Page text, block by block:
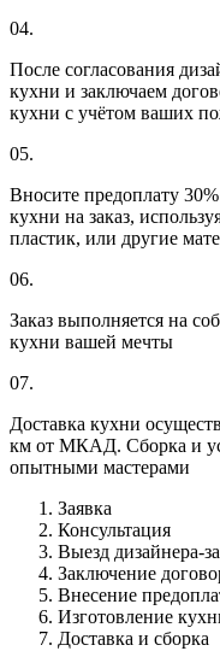
04.
После согласования
кухни и заключаем
кухни с учётом ваших
05.
Вносите предоплату
кухни на заказ,
пластик, или другие
06.
Заказ выполняется на
кухни вашей мечты
07.
Доставка кухни
км от МКАД. Сборка и
опытными мастерами
Заявка
Консультация
Выезд дизайнера-
Заключение
Внесение
Изготовление
Доставка и сборка